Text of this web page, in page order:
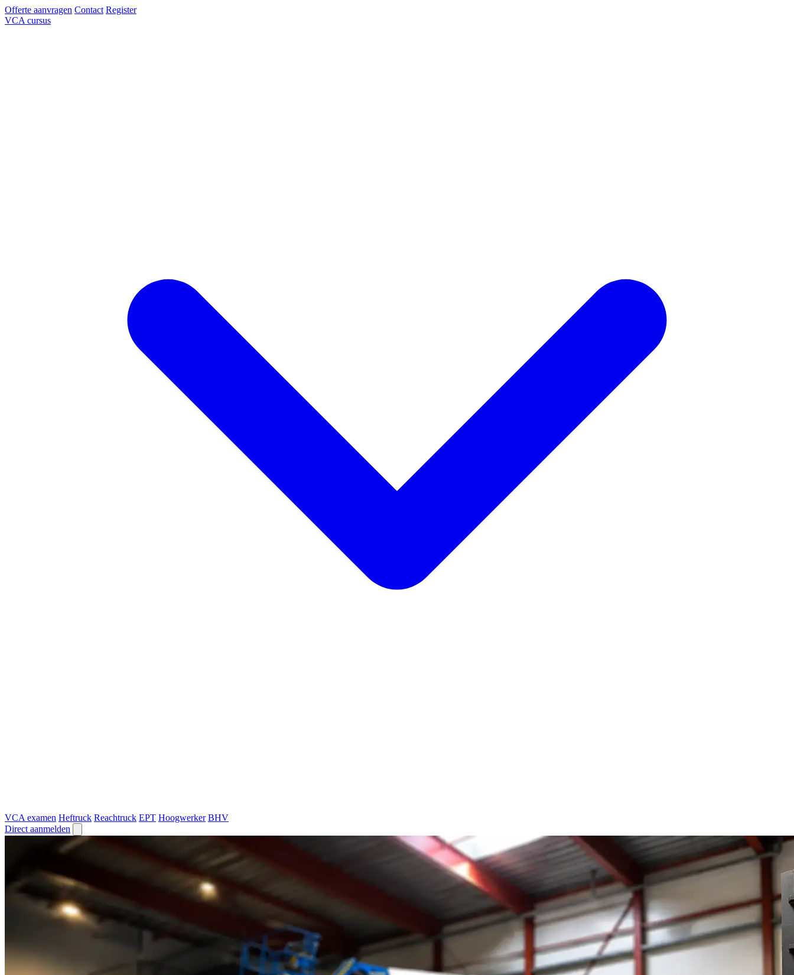
Offerte aanvragen Contact Register
VCA cursus
VCA examen Heftruck Reachtruck EPT Hoogwerker BHV
Direct aanmelden